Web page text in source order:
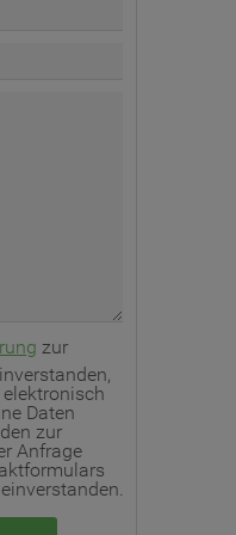
zur
Daten
zur
Anfrage